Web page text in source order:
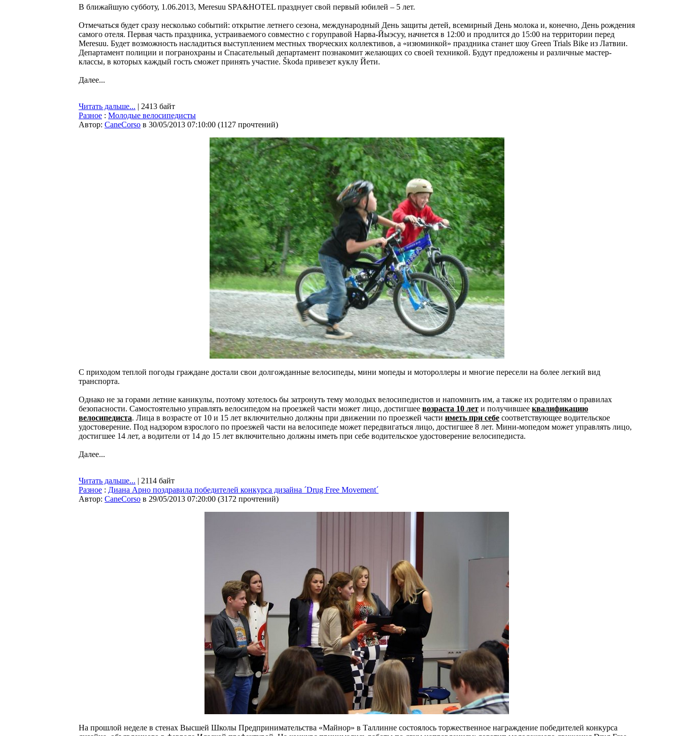
В ближайшую субботу, 1.06.2013, Meresuu SPA&HOTEL празднует свой первый юбилей – 5 лет.
Отмечаться будет сразу несколько событий: открытие летнего сезона, международный День защиты детей, всемирный День молока и, конечно, День рождения
самого отеля. Первая часть праздника, устраиваемого совместно с горуправой Нарва-Йыэсуу, начнется в 12:00 и продлится до 15:00 на территории перед
Meresuu. Будет возможность насладиться выступлением местных творческих коллективов, а «изюминкой» праздника станет шоу Green Trials Bike из Латвии.
Департамент полиции и погранохраны и Спасательный департамент познакомит желающих со своей техникой. Будут предложены и различные мастер-
классы, в которых каждый гость сможет принять участие. Škoda привезет куклу Йети.
Далее...
Читать дальше... | 2413 байт
Разное : Молодые велосипедисты
Автор: CaneCorso в 30/05/2013 07:10:00 (1127 прочтений)
С приходом теплой погоды граждане достали свои долгожданные велосипеды, мини мопеды и мотороллеры и многие пересели на более легкий вид
транспорта.
Однако не за горами летние каникулы, поэтому хотелось бы затронуть тему молодых велосипедистов и напомнить им, а также их родителям о правилах
безопасности. Самостоятельно управлять велосипедом на проезжей части может лицо, достигшее возраста 10 лет и получившее квалификацию
велосипедиста. Лица в возрасте от 10 и 15 лет включительно должны при движении по проезжей части иметь при себе соответствующее водительское
удостоверение. Под надзором взрослого по проезжей части на велосипеде может передвигаться лицо, достигшее 8 лет. Мини-мопедом может управлять лицо,
достигшее 14 лет, а водители от 14 до 15 лет включительно должны иметь при себе водительское удостоверение велосипедиста.
Далее...
Читать дальше... | 2114 байт
Разное : Диана Арно поздравила победителей конкурса дизайна ´Drug Free Movement´
Автор: CaneCorso в 29/05/2013 07:20:00 (3172 прочтений)
На прошлой неделе в стенах Высшей Школы Предпринимательства «Майнор» в Таллинне состоялось торжественное награждение победителей конкурса